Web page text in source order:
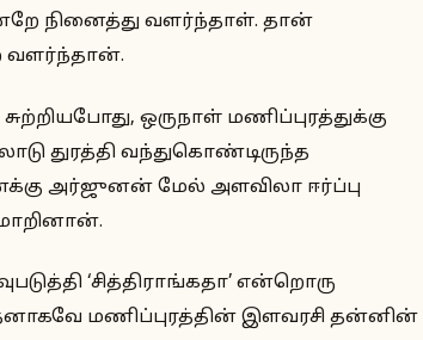
நினைத்து வளர்ந்தாள். தான்
வளர்ந்தான்.
ஒருநாள் மணிப்புரத்துக்கு
துரத்தி வந்துகொண்டிருந்த
அர்ஜுனன் மேல் அளவிலா ஈர்ப்பு
‘சித்திராங்கதா’ என்றொரு
மணிப்புரத்தின் இளவரசி தன்னின்